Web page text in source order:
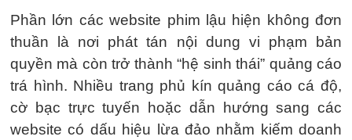
Phần lớn các website phim lậu hiện không đơn
thuần là nơi phát tán nội dung vi phạm bản
quyền mà còn trở thành “hệ sinh thái” quảng cáo
trá hình. Nhiều trang phủ kín quảng cáo cá độ,
cờ bạc trực tuyến hoặc dẫn hướng sang các
website có dấu hiệu lừa đảo nhằm kiếm doanh